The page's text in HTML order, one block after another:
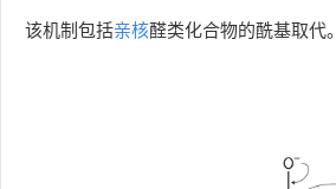
该机制包括亲核醛类化合物的酰基取代